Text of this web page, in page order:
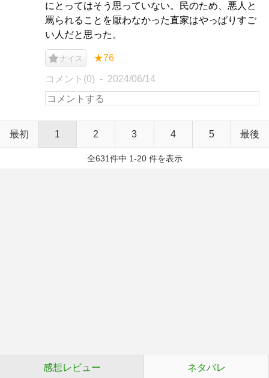
にとってはそう思っていない。民のため、悪人と
罵られることを厭わなかった直家はやっぱりすご
い人だと思った。
ナイス ★76
コメント(0) 2024/06/14
最初 1 2 3 4 5 最後
全631件中 1-20 件を表示
感想レビュー ネタバレ